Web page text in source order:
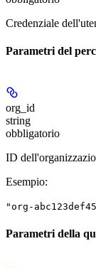
Credenziale
Parametri del
org_id
string
obbligatorio
ID
Esempio:
"org-
Parametri della